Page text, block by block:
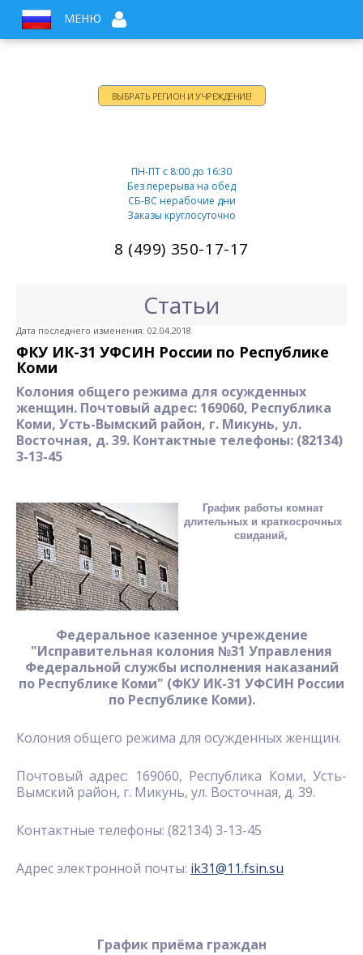
МЕНЮ
ВЫБРАТЬ РЕГИОН И УЧРЕЖДЕНИЕ!
ПН-ПТ c 8:00 до 16:30
Без перерыва на обед
СБ-ВС нерабочие дни
Заказы круглосуточно
8 (499) 350-17-17
Статьи
Дата последнего изменения: 02.04.2018
ФКУ ИК-31 УФСИН России по Республике
Коми
Колония общего режима для осужденных
женщин. Почтовый адрес: 169060, Республика
Коми, Усть-Вымский район, г. Микунь, ул.
Восточная, д. 39. Контактные телефоны: (82134)
3-13-45
Федеральное казенное учреждение
"Исправительная колония №31 Управления
Федеральной службы исполнения наказаний
по Республике Коми" (ФКУ ИК-31 УФСИН России
по Республике Коми).
Колония общего режима для осужденных женщин.
Почтовый адрес: 169060, Республика Коми, Усть-
Вымский район, г. Микунь, ул. Восточная, д. 39.
Контактные телефоны: (82134) 3-13-45
Адрес электронной почты: ik31@11.fsin.su
График приёма граждан
График работы комнат
длительных и краткосрочных
свиданий,